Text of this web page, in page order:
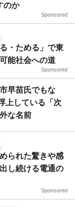
のか
Sponsored
・ためる」で東
能社会への道
Sponsored
早苗氏でもな
上している「次
な名前
られた驚きや感
し続ける電通の
Sponsored